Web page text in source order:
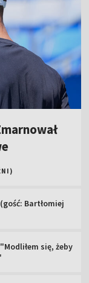
Bartłomiej
się, żeby